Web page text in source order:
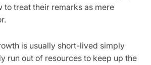
to treat their remarks as mere
is usually short-lived simply
run out of resources to keep up the